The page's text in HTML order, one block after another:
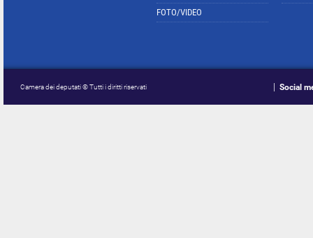
FOTO/VIDEO
Camera dei deputati © Tutti i diritti riservati Social